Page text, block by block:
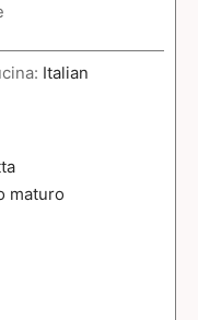
Italian
maturo